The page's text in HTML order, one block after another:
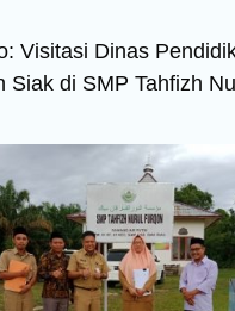
Visitasi Dinas
Siak di SMP Tahfizh